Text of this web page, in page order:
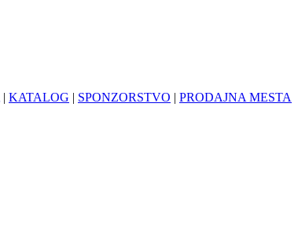
| KATALOG | SPONZORSTVO | PRODAJNA MESTA